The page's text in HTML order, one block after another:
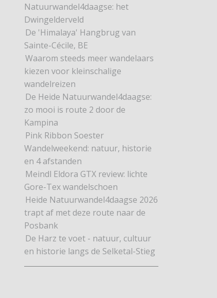
Natuurwandel4daagse: het
Dwingelderveld
De 'Himalaya' Hangbrug van
Sainte-Cécile, BE
Waarom steeds meer wandelaars
kiezen voor kleinschalige
wandelreizen
De Heide Natuurwandel4daagse:
zo mooi is route 2 door de
Kampina
Pink Ribbon Soester
Wandelweekend: natuur, historie
en 4 afstanden
Meindl Eldora GTX review: lichte
Gore-Tex wandelschoen
Heide Natuurwandel4daagse 2026
trapt af met deze route naar de
Posbank
De Harz te voet - natuur, cultuur
en historie langs de Selketal-Stieg